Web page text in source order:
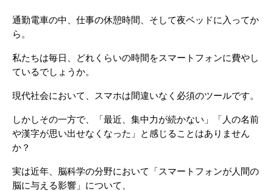
通勤電車の中、仕事の休憩時間、そして夜ベッドに入ってか
ら。
私たちは毎日、どれくらいの時間をスマートフォンに費やし
ているでしょうか。
現代社会において、スマホは間違いなく必須のツールです。
しかしその一方で、「最近、集中力が続かない」「人の名前
や漢字が思い出せなくなった」と感じることはありません
か？
実は近年、脳科学の分野において「スマートフォンが人間の
脳に与える影響」について、